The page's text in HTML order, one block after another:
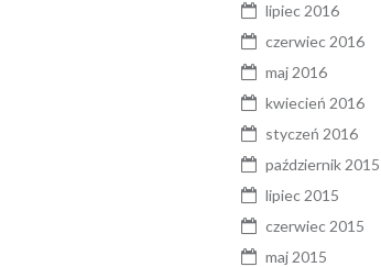
lipiec 2016
czerwiec 2016
maj 2016
kwiecień 2016
styczeń 2016
październik 2015
lipiec 2015
czerwiec 2015
maj 2015